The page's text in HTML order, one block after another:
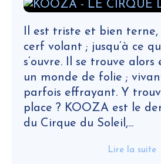
Il est triste et bien terne,
cerf volant ; jusqu’à ce
s’ouvre. Il se trouve
un monde de folie ;
parfois effrayant. Y
place ? KOOZA est le
du Cirque du Soleil,...
Lire la suite